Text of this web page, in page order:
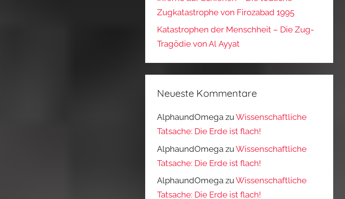
Zugkatastrophe von Firozabad 1995
Katastrophen der Menschheit – Die Zug-
Tragödie von Al Ayyat
Neueste Kommentare
AlphaundOmega zuWissenschaftliche
Tatsache: Die Erde ist flach!
AlphaundOmega zuWissenschaftliche
Tatsache: Die Erde ist flach!
AlphaundOmega zuWissenschaftliche
Tatsache: Die Erde ist flach!